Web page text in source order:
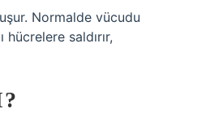
Normalde vücudu
saldırır,